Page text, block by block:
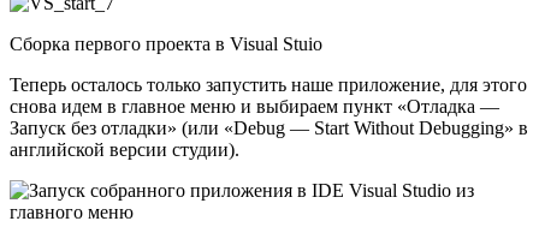
Сборка первого проекта в Visual Stuio
Теперь осталось только запустить наше приложение, для этого
снова идем в главное меню и выбираем пункт «Отладка —
Запуск без отладки» (или «Debug — Start Without Debugging» в
английской версии студии).